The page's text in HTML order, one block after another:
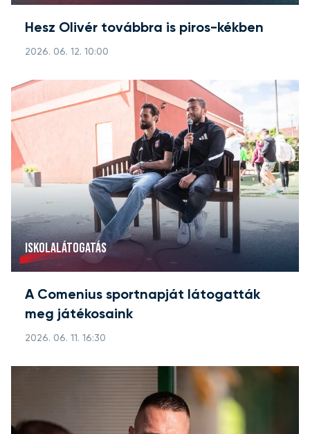
Hesz Olivér továbbra is piros-kékben
2026. 06. 12. 10:00
ISKOLALÁTOGATÁS
A Comenius sportnapját látogatták
meg játékosaink
2026. 06. 11. 16:30